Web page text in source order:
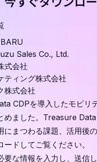
Sales Co., Ltd.
式会社
ティング株式会社
株式会社
CDPを導入したモビリ
めました。Treasure
にまつわる課題、活用後の
ードしてご覧ください。
要な情報を入力し、送信